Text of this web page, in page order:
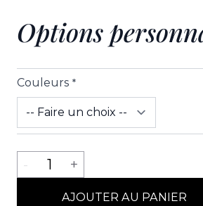
Options
Couleurs *
Quantité
- 1 +
AJOUTER AU PANIER